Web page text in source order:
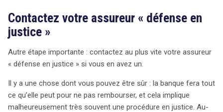
Contactez votre assureur « défense en
justice »
Autre étape importante : contactez au plus vite votre assureur
« défense en justice » si vous en avez un.
Il y a une chose dont vous pouvez être sûr : la banque fera tout
ce qu’elle peut pour ne pas rembourser, et cela implique
malheureusement très souvent une procédure en justice. Au-